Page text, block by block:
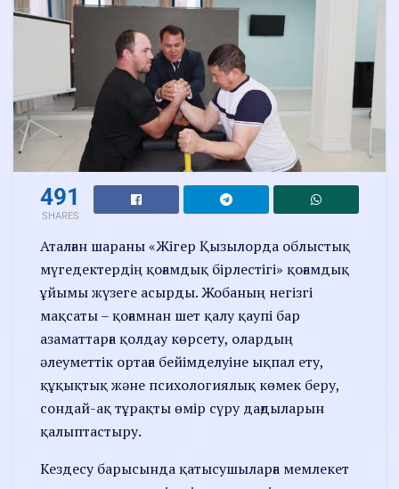
491
SHARES
Аталған шараны «Жігер Қызылорда облыстық
мүгедектердің қоғамдық бірлестігі» қоғамдық
ұйымы жүзеге асырды. Жобаның негізгі
мақсаты – қоғамнан шет қалу қаупі бар
азаматтарға қолдау көрсету, олардың
әлеуметтік ортаға бейімделуіне ықпал ету,
құқықтық және психологиялық көмек беру,
сондай-ақ тұрақты өмір сүру дағдыларын
қалыптастыру.
Кездесу барысында қатысушыларға мемлекет